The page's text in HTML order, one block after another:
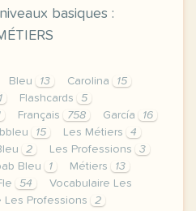
basiques :
Bleu 13 Carolina
15
1 Flashcards
5
Français 758 García
16
15 Les Métiers
4
2 Les Professions
3
Bleu
1 Métiers
13
54
Vocabulaire Les
Les Professions 2